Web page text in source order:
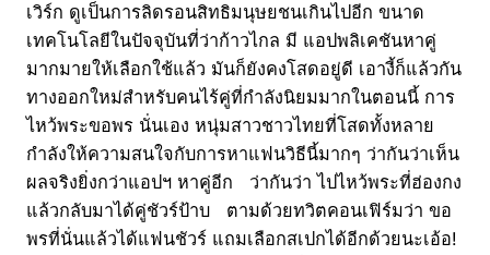
เวิร์ก ดูเป็นการลิดรอนสิทธิมนุษยชนเกินไปอีก ขนาด
เทคโนโลยีในปัจจุบันที่ว่าก้าวไกล มี แอปพลิเคชันหาคู่
มากมายให้เลือกใช้แล้ว มันก็ยังคงโสดอยู่ดี เอางี้ก็แล้วกัน
ทางออกใหม่สำหรับคนไร้คู่ที่กำลังนิยมมากในตอนนี้ การ
ไหว้พระขอพร นั่นเอง หนุ่มสาวชาวไทยที่โสดทั้งหลาย
กำลังให้ความสนใจกับการหาแฟนวิธีนี้มากๆ ว่ากันว่าเห็น
ผลจริงยิ่งกว่าแอปฯ หาคู่อีก ว่ากันว่า ไปไหว้พระที่ฮ่องกง
แล้วกลับมาได้คู่ชัวร์ป้าบ ตามด้วยทวิตคอนเฟิร์มว่า ขอ
พรที่นั่นแล้วได้แฟนชัวร์ แถมเลือกสเปกได้อีกด้วยนะเอ้อ!